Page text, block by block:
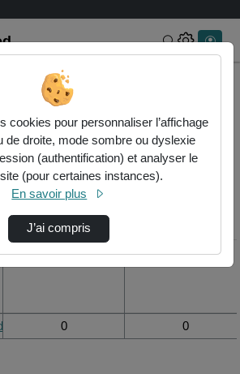
Rechercher
visualisation de la vidéo
vidéo - ana cristina
Vue de la journée Vue du mois
- Ana Cristina (Portugal-CFRG)
0 0
cookies pour personnaliser l’affichage
de droite, mode sombre ou dyslexie
(authentification) et analyser le
(pour certaines instances).
En savoir plus
J’ai compris